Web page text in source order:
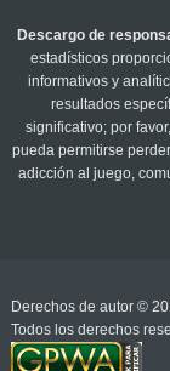
Descargo de
estadísticos
informativos y
resultados
significativo; por
pueda permitirse
adicción al juego,
Derechos de autor ©
Todos los derechos